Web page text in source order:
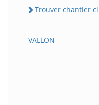
Trouver chantier
VALLON